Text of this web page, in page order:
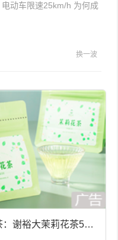
电动车限速25km/h 为何成
换一波
谢裕大茉莉花茶50g